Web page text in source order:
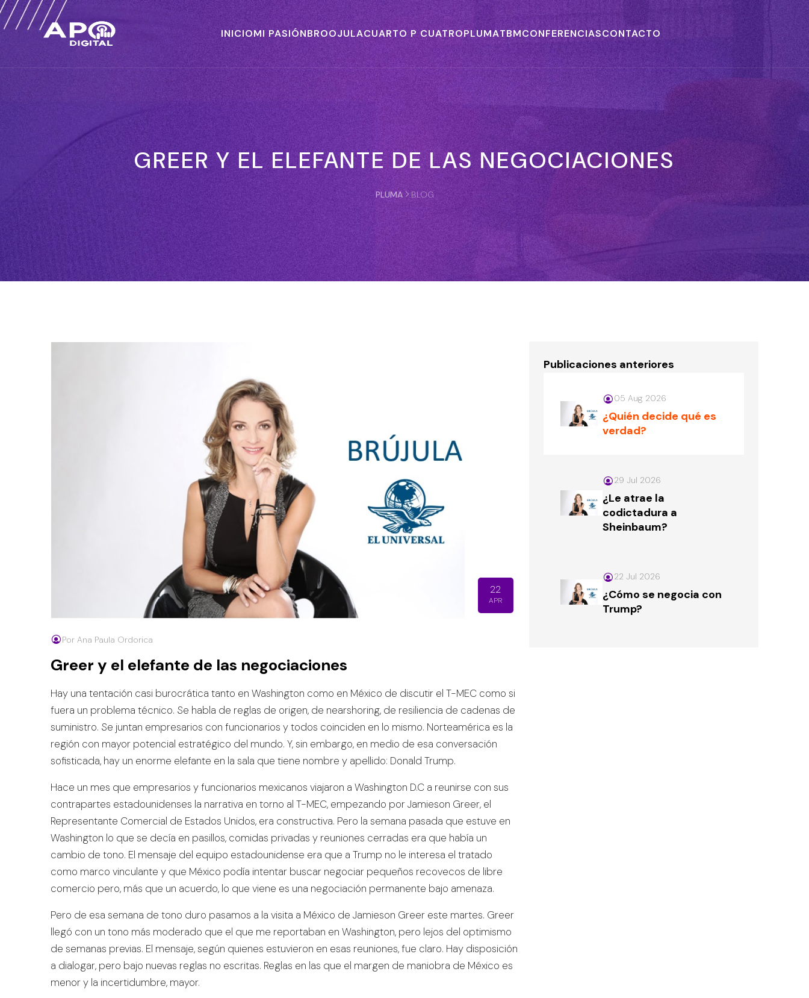
INICIOMI PASIÓNBROOJULACUARTO P CUATROPLUMATBMCONFERENCIASCONTACTO
GREER Y EL ELEFANTE DE LAS NEGOCIACIONES
PLUMA BLOG
22
APR
Por Ana Paula Ordorica
Greer y el elefante de las negociaciones
Hay una tentación casi burocrática tanto en Washington como en México de discutir el T-MEC como si
fuera un problema técnico. Se habla de reglas de origen, de nearshoring, de resiliencia de cadenas de
suministro. Se juntan empresarios con funcionarios y todos coinciden en lo mismo. Norteamérica es la
región con mayor potencial estratégico del mundo. Y, sin embargo, en medio de esa conversación
sofisticada, hay un enorme elefante en la sala que tiene nombre y apellido: Donald Trump.
Hace un mes que empresarios y funcionarios mexicanos viajaron a Washington D.C a reunirse con sus
contrapartes estadounidenses la narrativa en torno al T-MEC, empezando por Jamieson Greer, el
Representante Comercial de Estados Unidos, era constructiva. Pero la semana pasada que estuve en
Washington lo que se decía en pasillos, comidas privadas y reuniones cerradas era que había un
cambio de tono. El mensaje del equipo estadounidense era que a Trump no le interesa el tratado
como marco vinculante y que México podía intentar buscar negociar pequeños recovecos de libre
comercio pero, más que un acuerdo, lo que viene es una negociación permanente bajo amenaza.
Pero de esa semana de tono duro pasamos a la visita a México de Jamieson Greer este martes. Greer
llegó con un tono más moderado que el que me reportaban en Washington, pero lejos del optimismo
de semanas previas. El mensaje, según quienes estuvieron en esas reuniones, fue claro. Hay disposición
a dialogar, pero bajo nuevas reglas no escritas. Reglas en las que el margen de maniobra de México es
menor y la incertidumbre, mayor.
Publicaciones anteriores
05 Aug 2026
¿Quién decide qué es
verdad?
29 Jul 2026
¿Le atrae la
codictadura a
Sheinbaum?
22 Jul 2026
¿Cómo se negocia con
Trump?